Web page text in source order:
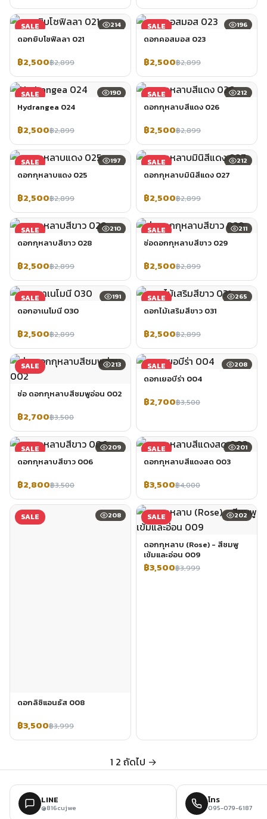
SALE 214
ดอกยิบโซฟิลลา 021
฿2,500฿2,899
SALE 196
ดอกคอสมอส 023
฿2,500฿2,899
SALE 190
Hydrangea 024
฿2,500฿2,899
SALE 212
ดอกกุหลาบสีแดง 026
฿2,500฿2,899
SALE 197
ดอกกุหลาบแดง 025
฿2,500฿2,899
SALE 212
ดอกกุหลาบมินิสีแดง 027
฿2,500฿2,899
SALE 210
ดอกกุหลาบสีขาว 028
฿2,500฿2,899
SALE 211
ช่อดอกกุหลาบสีขาว 029
฿2,500฿2,899
SALE 191
ดอกอาเนโมนี 030
฿2,500฿2,899
SALE 265
ดอกไม้เสริมสีขาว 031
฿2,500฿2,899
SALE 213
ช่อ ดอกกุหลาบสีชมพูอ่อน 002
฿2,700฿3,500
SALE 208
ดอกเยอบีร่า 004
฿2,700฿3,500
SALE 209
ดอกกุหลาบสีขาว 006
฿2,800฿3,500
SALE 201
ดอกกุหลาบสีแดงสด 003
฿3,500฿4,000
SALE 208
ดอกลิซิแอนธัส 008
฿3,500฿3,999
SALE 202
ดอกกุหลาบ (Rose) - สีชมพู
เข้มและอ่อน 009
฿3,500฿3,999
1 2 ถัดไป →
LINE
@816cujwe
โทร
095-079-6187